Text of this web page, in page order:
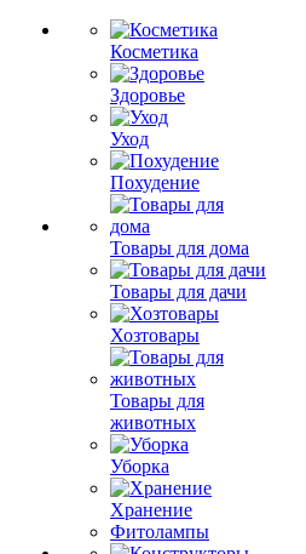
Косметика
Здоровье
Уход
Похудение
Товары для дома
Товары для дачи
Хозтовары
Товары для
животных
Уборка
Хранение
Фитолампы